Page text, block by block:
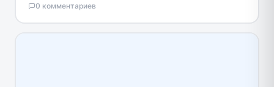
0 комментариев